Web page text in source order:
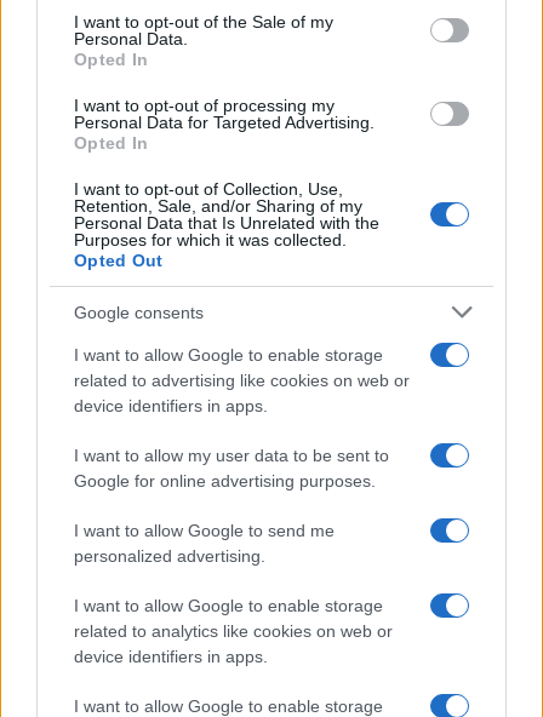
consent section.
I want to opt-out of the Sale of my
Personal Data.
Opted In
I want to opt-out of processing my
Personal Data for Targeted Advertising.
Opted In
I want to opt-out of Collection, Use,
Retention, Sale, and/or Sharing of my
Personal Data that Is Unrelated with the
Purposes for which it was collected.
Opted Out
Google consents
I want to allow Google to enable storage
related to advertising like cookies on web or
device identifiers in apps.
I want to allow my user data to be sent to
Google for online advertising purposes.
I want to allow Google to send me
personalized advertising.
I want to allow Google to enable storage
related to analytics like cookies on web or
device identifiers in apps.
I want to allow Google to enable storage
Continua a leggere
LIFESTYLE
Copenhagen Fashion Week SS27: le novità che stanno
rivoluzionando la moda
Cristian Castiglioni · 8 Ago 2026